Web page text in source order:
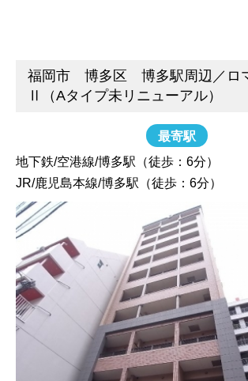
福岡市 博多区 博多駅周辺／ロ
Ⅱ（Aタイプ未リニューアル）
最寄駅
地下鉄/空港線/博多駅（徒歩：6分）
JR/鹿児島本線/博多駅（徒歩：6分）